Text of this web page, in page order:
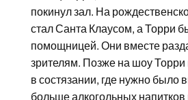
покинул зал. На
стал Санта Клаусом, а Торри
помощницей. Они вместе
зрителям. Позже на шоу
в состязании, где нужно было
больше алкогольных напитков